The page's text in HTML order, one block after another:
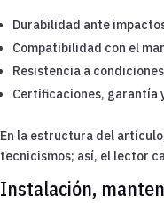
Durabilidad ante
Compatibilidad con el
Resistencia a
Certificaciones, garantía
En la estructura del
tecnicismos; así, el lector
Instalación,